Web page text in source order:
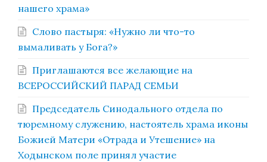
нашего храма»
Слово пастыря: «Нужно ли что-то
вымаливать у Бога?»
Приглашаются все желающие на
ВСЕРОССИЙСКИЙ ПАРАД СЕМЬИ
Председатель Синодального отдела по
тюремному служению, настоятель храма иконы
Божией Матери «Отрада и Утешение» на
Ходынском поле принял участие